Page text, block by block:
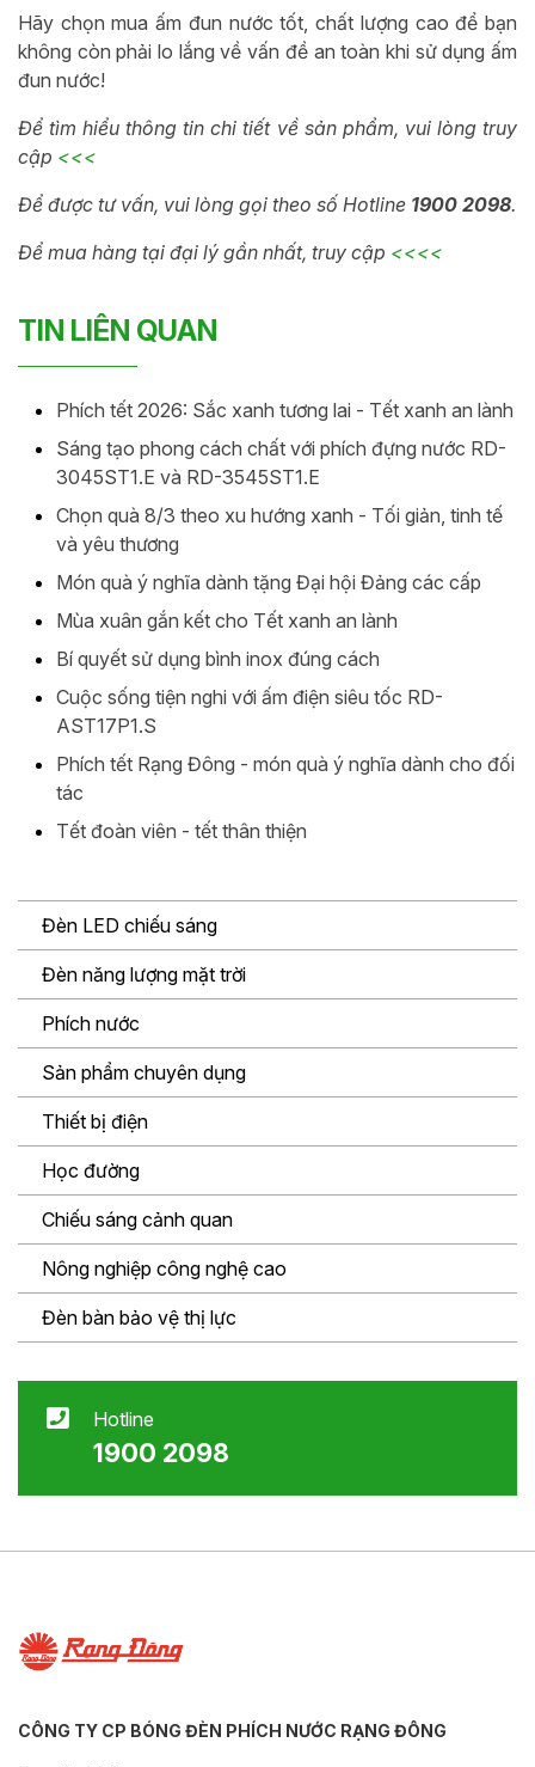
Hãy chọn mua ấm đun nước tốt, chất lượng cao để bạn
không còn phải lo lắng về vấn đề an toàn khi sử dụng ấm
đun nước!
Để tìm hiểu thông tin chi tiết về sản phẩm, vui lòng truy
cập <<<
Để được tư vấn, vui lòng gọi theo số Hotline 1900 2098.
Để mua hàng tại đại lý gần nhất, truy cập <<<<
TIN LIÊN QUAN
Phích tết 2026: Sắc xanh tương lai - Tết xanh an lành
Sáng tạo phong cách chất với phích đựng nước RD-
3045ST1.E và RD-3545ST1.E
Chọn quà 8/3 theo xu hướng xanh - Tối giản, tinh tế
và yêu thương
Món quà ý nghĩa dành tặng Đại hội Đảng các cấp
Mùa xuân gắn kết cho Tết xanh an lành
Bí quyết sử dụng bình inox đúng cách
Cuộc sống tiện nghi với ấm điện siêu tốc RD-
AST17P1.S
Phích tết Rạng Đông - món quà ý nghĩa dành cho đối
tác
Tết đoàn viên - tết thân thiện
Đèn LED chiếu sáng
Đèn năng lượng mặt trời
Phích nước
Sản phẩm chuyên dụng
Thiết bị điện
Học đường
Chiếu sáng cảnh quan
Nông nghiệp công nghệ cao
Đèn bàn bảo vệ thị lực
Hotline
1900 2098
CÔNG TY CP BÓNG ĐÈN PHÍCH NƯỚC RẠNG ĐÔNG